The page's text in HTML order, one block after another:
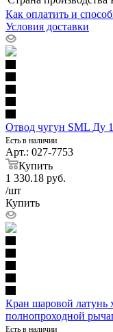
Как оплатить и
Условия доставки
Отвод чугун SML Ду
Есть в наличии
Арт.: 027-7753
Купить
1 330.18 руб.
/шт
Купить
Кран шаровой
полнопроходной
Есть в наличии